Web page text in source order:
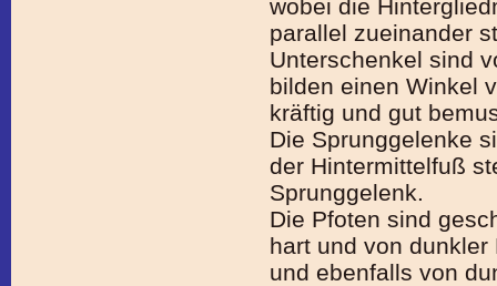
wobei die
parallel zueinander
Unterschenkel sind
bilden einen Winkel
kräftig und gut
Die Sprunggelenke
der Hintermittelfuß
Sprunggelenk.
Die Pfoten sind
hart und von
und ebenfalls von